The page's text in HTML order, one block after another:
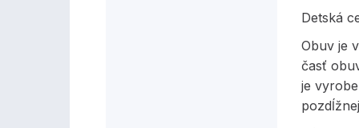
Detská
Obuv je
časť
je